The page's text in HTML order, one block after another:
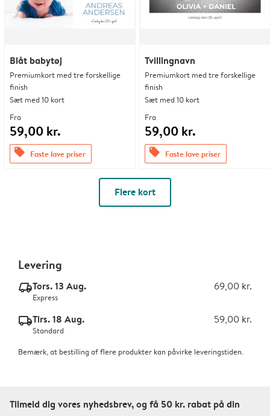
Blåt babytøj
Premiumkort med tre forskellige
finish
Sæt med 10 kort
Fra
59,00 kr.
offers Faste lave priser
Tvillingnavn
Premiumkort med tre forskellige
finish
Sæt med 10 kort
Fra
59,00 kr.
offers Faste lave priser
Flere kort
Levering
delivery_express_v2Tors. 13 Aug. 69,00 kr.
Express
delivery_standard_v2Tirs. 18 Aug. 59,00 kr.
Standard
Bemærk, at bestilling af flere produkter kan påvirke leveringstiden.
Tilmeld dig vores nyhedsbrev, og få 50 kr. rabat på din